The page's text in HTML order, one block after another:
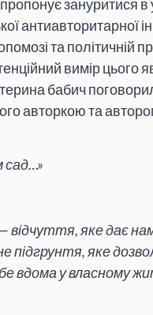
зануритися в
антиавторитарної
та політичній
вимір цього
бабич
авторкою та
сад…»
відчуття, яке дає
підгрунтя, яке
вдома у власному